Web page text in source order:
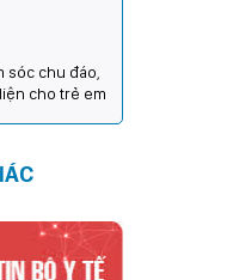
sóc chu đáo,
cho trẻ em